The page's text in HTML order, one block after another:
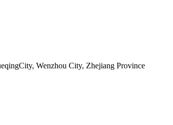
Wenzhou City, Zhejiang Province